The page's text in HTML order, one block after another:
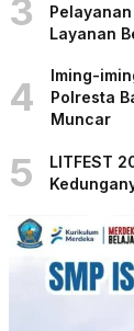
3
Layanan
4
Iming-
Polresta
Muncar
5
LITFEST